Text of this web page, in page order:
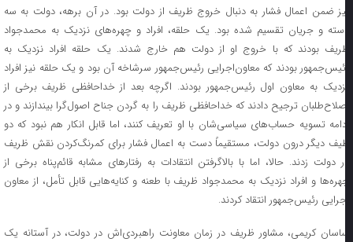
ضمن اعمال فشار به دنبال خروج ظریف از دولت بود. در آن برهه، دولت به سه
و جریان تقسیم شده بود. یک حلقه، افراد و چهره‌های نزدیک به محمدجواد
بودند که با خروج او از دولت هم خارج شدند. یک حلقه افراد نزدیک به
بودند که معاون‌اجرایی رئیس‌جمهور سرشاخه آن بود و یک حلقه نیز افراد
به معاون اول رئیس‌جمهور بودند. اگرچه بعد از خداحافظی ظریف برخی از
ترجیح دادند که خداحافظی ظریف را به گردن جناح اصول‌گرا بیندازند و در
تسویه حساب‌های سیاسی‌شان با او تعریف کنند، اما قابل انکار هم نبود که دو
دیگر درون دولت، مستقیماً دست به اعمال فشار برای کمرنگ‌کردن نقش ظریف
دولت زدند. حالا، اما با بالاگرفتن انتقادات به رفتار‌های مشابه قائم‌پناه برخی از
و افراد نزدیک به محمدجواد ظریف با طعنه و کنایه‌هایی قابل تأمل، از معاون
رئیس‌جمهور انتقاد کردند.
کریمی، مشاور ظریف در زمان معاونت راهبردی‌اش در دولت، در آستانه یک